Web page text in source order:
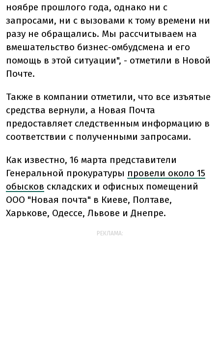
ноябре прошлого года, однако ни с
запросами, ни с вызовами к тому времени ни
разу не обращались. Мы рассчитываем на
вмешательство бизнес-омбудсмена и его
помощь в этой ситуации", - отметили в Новой
Почте.
Также в компании отметили, что все изъятые
средства вернули, а Новая Почта
предоставляет следственным информацию в
соответствии с полученными запросами.
Как известно, 16 марта представители
Генеральной прокуратуры провели около 15
обысков складских и офисных помещений
ООО "Новая почта" в Киеве, Полтаве,
Харькове, Одессе, Львове и Днепре.
РЕКЛАМА: